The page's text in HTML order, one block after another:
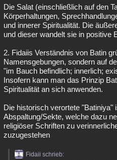
Die Salat (einschließlich auf den
Körperhaltungen,
und innerer Spiritualität. Die
und dieser wandelt sie in positive
2. Fidaiis Verständnis von Batin
Namensgebungen, sondern auf
"im Bauch befindlich; innerlich;
Insofern kann man das Prinzip
Spiritualität an sich anwenden.
Die historisch verortete "Batiniya"
Abspaltung/Sekte, welche dazu
religiöser Schriften zu
zuzugestehen
Fidaii schrieb: